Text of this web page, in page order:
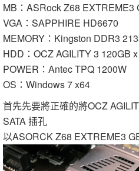
MB：ASRock Z68 EXTREME3
VGA：SAPPHIRE HD6670
MEMORY：Kingston DDR3
HDD：OCZ AGILITY 3 120GB
POWER：Antec TPQ 1200W
OS：Windows 7 x64
首先先要將正確的將OCZ
SATA 插孔
以ASORCK Z68 EXTREME3